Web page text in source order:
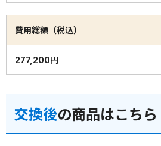
費用総額（税込）
277,200円
交換後の商品はこちら